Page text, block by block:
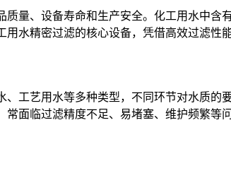
质量、设备寿命和生产安全。化工用水中
水精密过滤的核心设备，凭借高效过滤性
、工艺用水等多种类型，不同环节对水质
常面临过滤精度不足、易堵塞、维护频繁